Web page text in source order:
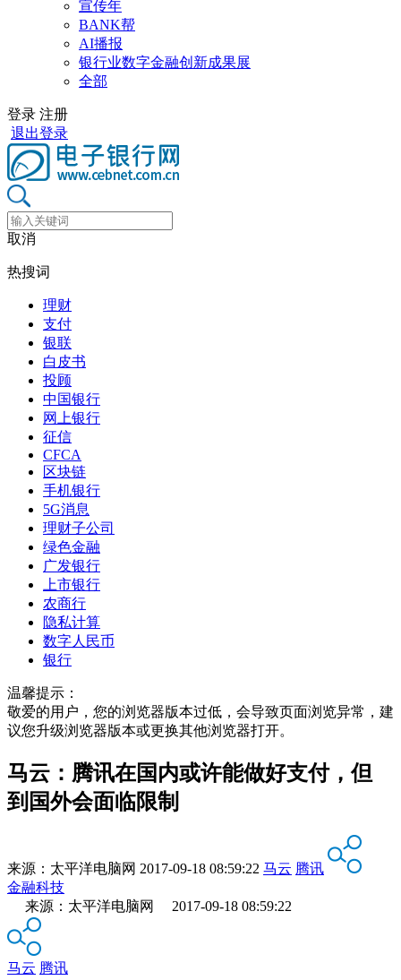
宣传年
BANK帮
AI播报
银行业数字金融创新成果展
全部
登录 注册
退出登录
取消
热搜词
理财
支付
银联
白皮书
投顾
中国银行
网上银行
征信
CFCA
区块链
手机银行
5G消息
理财子公司
绿色金融
广发银行
上市银行
农商行
隐私计算
数字人民币
银行
温馨提示：
敬爱的用户，您的浏览器版本过低，会导致页面浏览异常，建
议您升级浏览器版本或更换其他浏览器打开。
马云：腾讯在国内或许能做好支付，但
到国外会面临限制
来源： 太平洋电脑网 2017-09-18 08:59:22 马云 腾讯
金融科技
来源：太平洋电脑网 2017-09-18 08:59:22
马云 腾讯